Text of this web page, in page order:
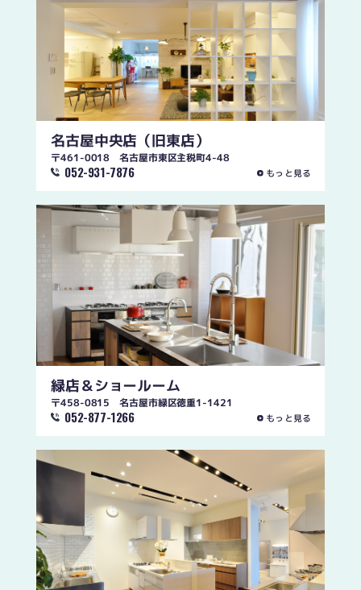
名古屋中央店 （旧東店）
〒461-0018 名古屋市東区主税町4-48
052-931-7876 もっと見る
緑店＆ショールーム
〒458-0815 名古屋市緑区徳重1-1421
052-877-1266 もっと見る